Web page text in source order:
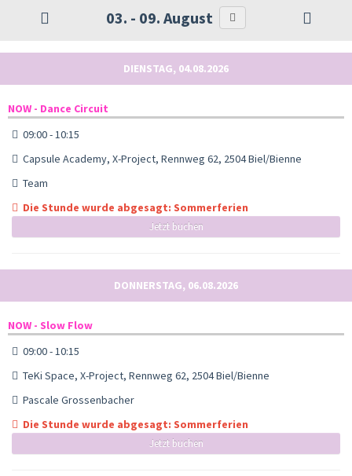
03. - 09. August
DIENSTAG, 04.08.2026
NOW - Dance Circuit
09:00 - 10:15
Capsule Academy, X-Project, Rennweg 62, 2504 Biel/Bienne
Team
Die Stunde wurde abgesagt: Sommerferien
Jetzt buchen
DONNERSTAG, 06.08.2026
NOW - Slow Flow
09:00 - 10:15
TeKi Space, X-Project, Rennweg 62, 2504 Biel/Bienne
Pascale Grossenbacher
Die Stunde wurde abgesagt: Sommerferien
Jetzt buchen